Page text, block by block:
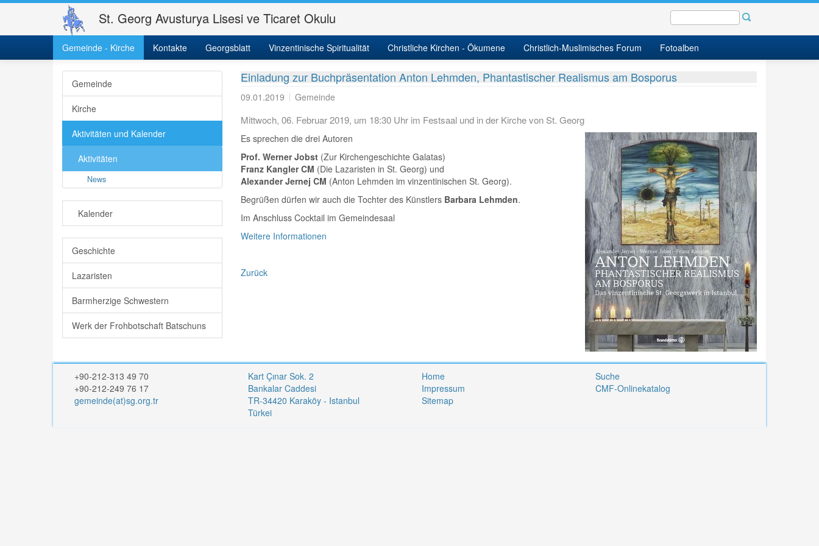
St. Georg Avusturya Lisesi ve Ticaret Okulu
Gemeinde - Kirche Kontakte Georgsblatt Vinzentinische Spiritualität Christliche Kirchen - Ökumene Christlich-Muslimisches Forum Fotoalben
St. Georgs-Gemeinde Gemeinde - Kirche Aktivitäten und Kalender Aktivitäten News Detail
Gemeinde
Kirche
Aktivitäten und Kalender
Aktivitäten
News
Kalender
Geschichte
Lazaristen
Barmherzige Schwestern
Werk der Frohbotschaft Batschuns
Einladung zur Buchpräsentation Anton Lehmden, Phantastischer Realismus am Bosporus
09.01.2019 Gemeinde
Mittwoch, 06. Februar 2019, um 18:30 Uhr im Festsaal und in der Kirche von St. Georg
Es sprechen die drei Autoren
Prof. Werner Jobst(Zur Kirchengeschichte Galatas)
Franz Kangler CM (Die Lazaristen in St. Georg) und
Alexander Jernej CM (Anton Lehmden im vinzentinischen St. Georg).
Begrüßen dürfen wir auch die Tochter des Künstlers Barbara Lehmden.
Im Anschluss Cocktail im Gemeindesaal
Weitere Informationen
Zurück
+90-212-313 49 70
+90-212-249 76 17
gemeinde(at)sg.org.tr
Kart Çınar Sok. 2
Bankalar Caddesi
TR-34420 Karaköy - Istanbul
Türkei
Home
Impressum
Sitemap
Suche
CMF-Onlinekatalog